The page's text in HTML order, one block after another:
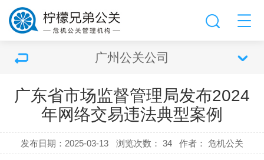
广州公关公司
广东省市场监督管理局发布2024
年网络交易违法典型案例
发布日期：2025-03-13 浏览次数： 34 作者： 危机公关